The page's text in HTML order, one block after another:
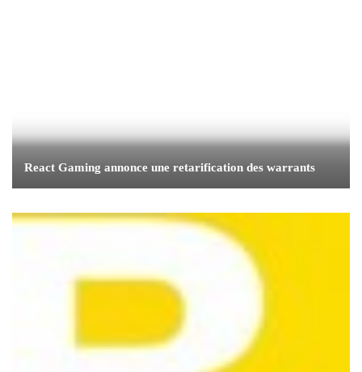
React Gaming annonce une retarification des warrants